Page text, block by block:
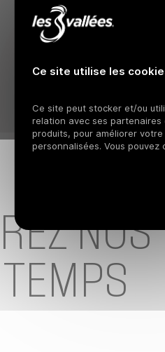
NOS
Ce site utilise les
Ce site peut stocker et/ou
relation avec ses
produits, pour améliorer
personnalisées. Vous pouvez